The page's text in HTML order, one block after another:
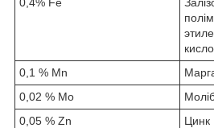
0,1 % Mn
0,02 % Mo
0,05 % Zn
Цинк